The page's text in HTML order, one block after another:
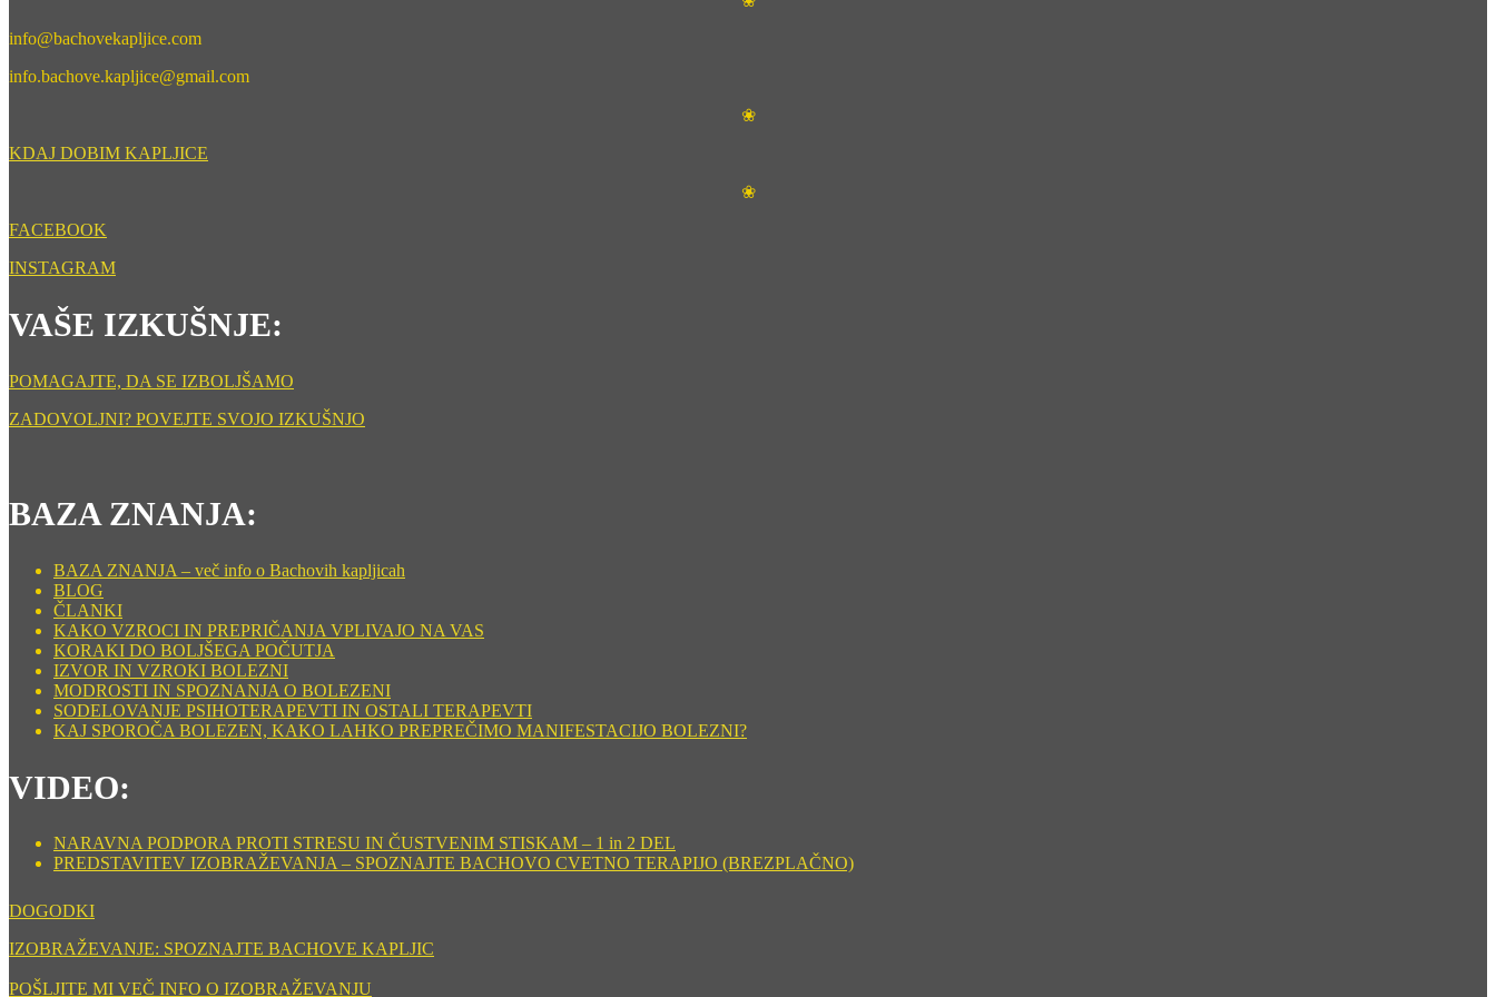
info@bachovekapljice.com
info.bachove.kapljice@gmail.com
❀
KDAJ DOBIM KAPLJICE
❀
FACEBOOK
INSTAGRAM
VAŠE IZKUŠNJE:
POMAGAJTE, DA SE IZBOLJŠAMO
ZADOVOLJNI? POVEJTE SVOJO IZKUŠNJO
BAZA ZNANJA:
BAZA ZNANJA – več info o Bachovih kapljicah
BLOG
ČLANKI
KAKO VZROCI IN PREPRIČANJA VPLIVAJO NA VAS
KORAKI DO BOLJŠEGA POČUTJA
IZVOR IN VZROKI BOLEZNI
MODROSTI IN SPOZNANJA O BOLEZENI
SODELOVANJE PSIHOTERAPEVTI IN OSTALI TERAPEVTI
KAJ SPOROČA BOLEZEN, KAKO LAHKO PREPREČIMO MANIFESTACIJO BOLEZNI?
VIDEO:
NARAVNA PODPORA PROTI STRESU IN ČUSTVENIM STISKAM – 1 in 2 DEL
PREDSTAVITEV IZOBRAŽEVANJA – SPOZNAJTE BACHOVO CVETNO TERAPIJO (BREZPLAČNO)
DOGODKI
IZOBRAŽEVANJE: SPOZNAJTE BACHOVE KAPLJIC
POŠLJITE MI VEČ INFO O IZOBRAŽEVANJU